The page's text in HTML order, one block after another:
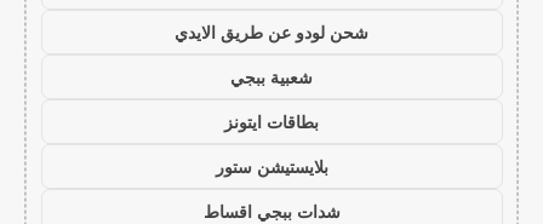
شحن لودو عن طريق الايدي
شعبية ببجي
بطاقات ايتونز
بلايستيشن ستور
شدات ببجي اقساط